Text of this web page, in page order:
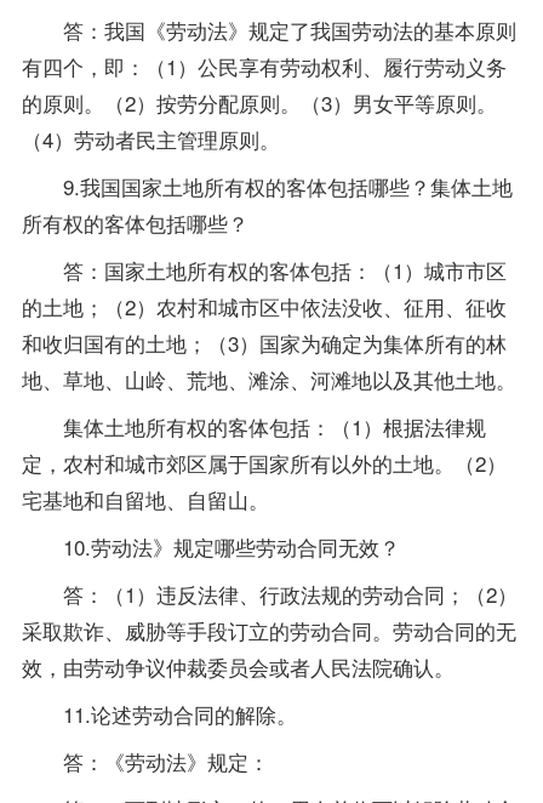
答：我国《劳动法》规定了我国劳动法的基本原则
有四个，即：（1）公民享有劳动权利、履行劳动义务
的原则。（2）按劳分配原则。（3）男女平等原则。
（4）劳动者民主管理原则。
9.我国国家土地所有权的客体包括哪些？集体土地
所有权的客体包括哪些？
答：国家土地所有权的客体包括：（1）城市市区
的土地；（2）农村和城市区中依法没收、征用、征收
和收归国有的土地；（3）国家为确定为集体所有的林
地、草地、山岭、荒地、滩涂、河滩地以及其他土地。
集体土地所有权的客体包括：（1）根据法律规
定，农村和城市郊区属于国家所有以外的土地。（2）
宅基地和自留地、自留山。
10.劳动法》规定哪些劳动合同无效？
答：（1）违反法律、行政法规的劳动合同；（2）
采取欺诈、威胁等手段订立的劳动合同。劳动合同的无
效，由劳动争议仲裁委员会或者人民法院确认。
11.论述劳动合同的解除。
答：《劳动法》规定：